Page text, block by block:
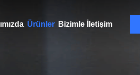
Ürünler Bizimle İletişim